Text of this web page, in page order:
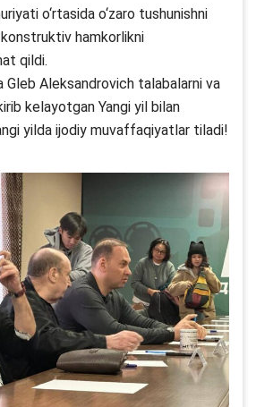
o‘rtasida o‘zaro tushunishni
hamkorlikni
qildi.
Gleb Aleksandrovich talabalarni va
kelayotgan Yangi yil bilan
yilda ijodiy muvaffaqiyatlar tiladi!